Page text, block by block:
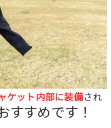
ケット内部に装備され
すすめです！